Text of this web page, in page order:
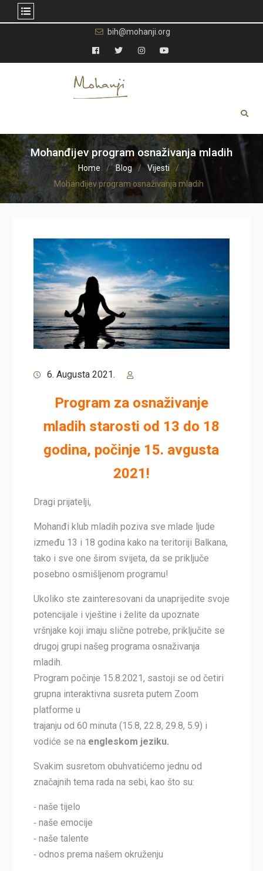
content
bih@mohanji.org
Facebook
TwitterInstagramYouTube
Mohanđijev program osnaživanja mladih
Home Blog
Vijesti
Mohanđijev program osnaživanja mladih
6. Augusta 2021.
Program za osnaživanje
mladih starosti od 13 do 18
godina, počinje 15. avgusta
2021!
Dragi prijatelji,
Mohanđi klub mladih poziva sve mlade ljude
između 13 i 18 godina kako na teritoriji Balkana,
tako i sve one širom svijeta, da se priključe
posebno osmišljenom programu!
Ukoliko ste zainteresovani da unaprijedite svoje
potencijale i vještine i želite da upoznate
vršnjake koji imaju slične potrebe, priključite se
drugoj grupi našeg programa osnaživanja
mladih.
Program počinje 15.8.2021, sastoji se od četiri
grupna interaktivna susreta putem Zoom
platforme u
trajanju od 60 minuta (15.8, 22.8, 29.8, 5.9) i
vodiće se na engleskom jeziku.
Svakim susretom obuhvatićemo jednu od
značajnih tema rada na sebi, kao što su:
⁃ naše tijelo
⁃ naše emocije
⁃ naše talente
⁃ odnos prema našem okruženju